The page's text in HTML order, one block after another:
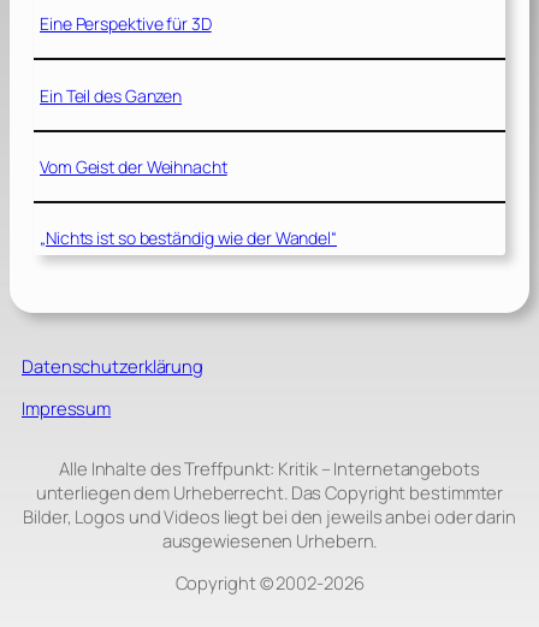
Eine Perspektive für 3D
Ein Teil des Ganzen
Vom Geist der Weihnacht
„Nichts ist so beständig wie der Wandel“
Datenschutzerklärung
Impressum
Alle Inhalte des Treffpunkt: Kritik – Internetangebots
unterliegen dem Urheberrecht. Das Copyright bestimmter
Bilder, Logos und Videos liegt bei den jeweils anbei oder darin
ausgewiesenen Urhebern.
Copyright © 2002‑2026